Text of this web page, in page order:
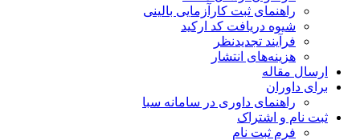
راهنمای ثبت کارآزمایی بالینی
شیوه دریافت کد ارکید
فرآیند تجدیدنظر
هزینه‌های انتشار
ارسال مقاله
برای داوران
راهنمای داوری در سامانه سبا
ثبت نام و اشتراک
فرم ثبت نام